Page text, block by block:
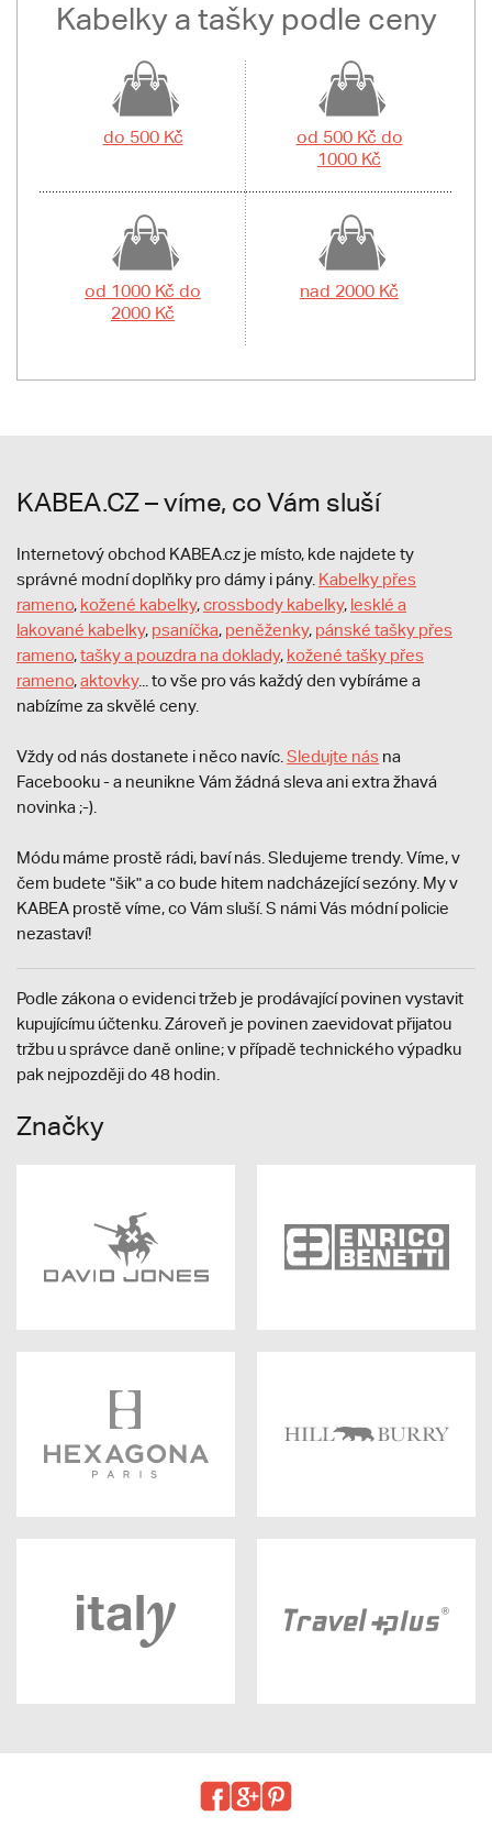
Kabelky a tašky podle ceny
do 500 Kč
od 500 Kč do
1000 Kč
od 1000 Kč do
2000 Kč
nad 2000 Kč
KABEA.CZ – víme, co Vám sluší
Internetový obchod KABEA.cz je místo, kde najdete ty
správné modní doplňky pro dámy i pány. Kabelky přes
rameno, kožené kabelky,crossbody kabelky, lesklé a
lakované kabelky, psaníčka, peněženky, pánské tašky přes
rameno,tašky a pouzdra na doklady, kožené tašky přes
rameno,aktovky... to vše pro vás každý den vybíráme a
nabízíme za skvělé ceny.
Vždy od nás dostanete i něco navíc. Sledujte nás na
Facebooku - a neunikne Vám žádná sleva ani extra žhavá
novinka ;-).
Módu máme prostě rádi, baví nás. Sledujeme trendy. Víme, v
čem budete "šik" a co bude hitem nadcházející sezóny. My v
KABEA prostě víme, co Vám sluší. S námi Vás módní policie
nezastaví!
Podle zákona o evidenci tržeb je prodávající povinen vystavit
kupujícímu účtenku. Zároveň je povinen zaevidovat přijatou
tržbu u správce daně online; v případě technického výpadku
pak nejpozději do 48 hodin.
Značky